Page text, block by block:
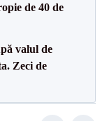
de 40 de
valul de
Zeci de